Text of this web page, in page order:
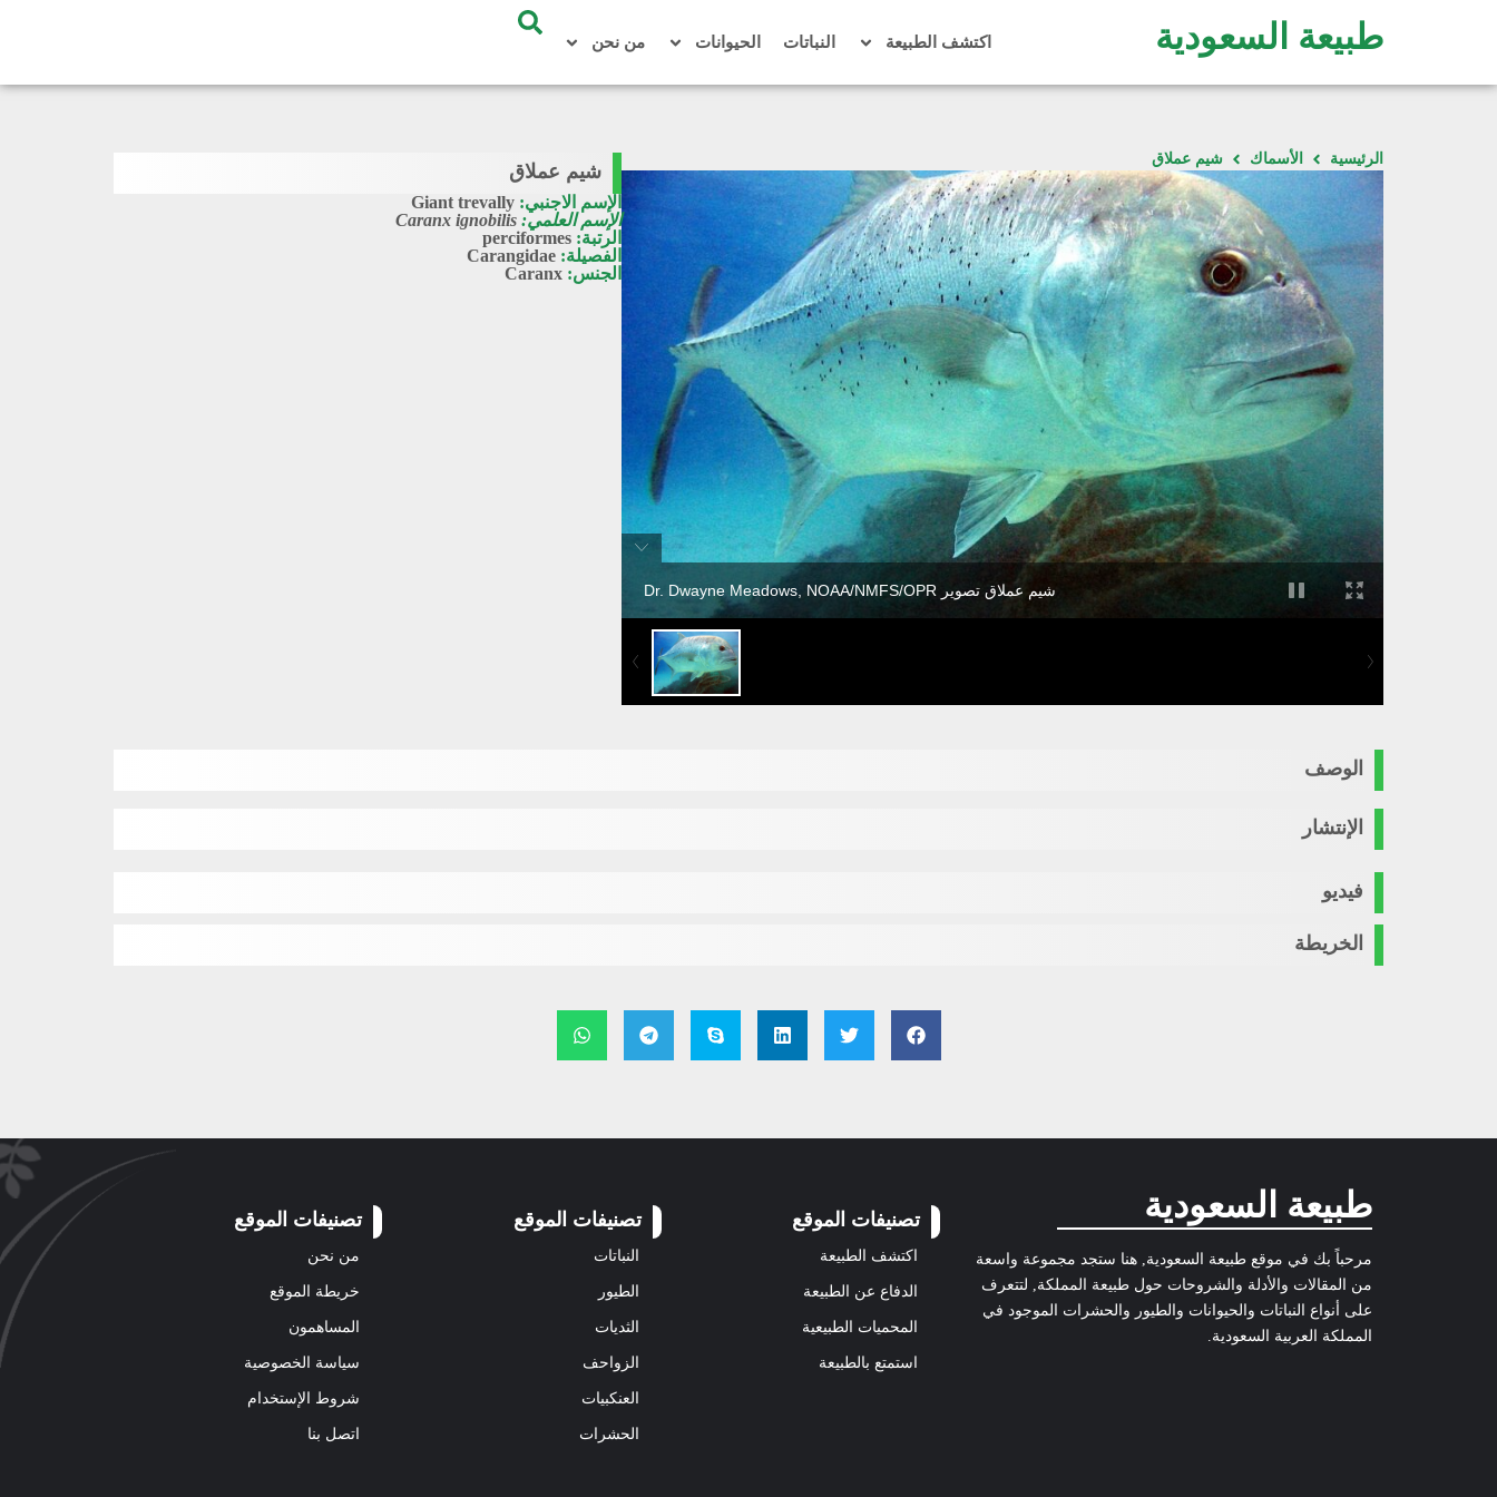
طبيعة السعودية اكتشف الطبيعة النباتات الحيوانات من نحن
الرئيسية الأسماك شيم عملاق
شيم عملاق تصوير Dr. Dwayne Meadows, NOAA/NMFS/OPR
شيم عملاق
الإسم الاجنبي: Giant trevally
الإسم العلمي: Caranx ignobilis
الرتبة: perciformes
الفصيلة: Carangidae
الجنس: Caranx
الوصف
الإنتشار
فيديو
الخريطة
طبيعة السعودية
مرحباً بك في موقع طبيعة السعودية, هنا ستجد مجموعة واسعة
من المقالات والأدلة والشروحات حول طبيعة المملكة, لتتعرف
على أنواع النباتات والحيوانات والطيور والحشرات الموجود في
المملكة العربية السعودية.
تصنيفات الموقع
اكتشف الطبيعة
الدفاع عن الطبيعة
المحميات الطبيعية
استمتع بالطبيعة
تصنيفات الموقع
النباتات
الطيور
الثديات
الزواحف
العنكبيات
الحشرات
تصنيفات الموقع
من نحن
خريطة الموقع
المساهمون
سياسة الخصوصية
شروط الإستخدام
اتصل بنا